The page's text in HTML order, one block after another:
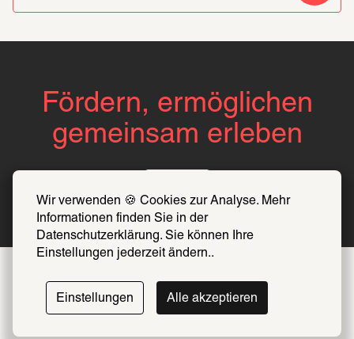
Wir verwenden 🍪 Cookies zur Analyse. Mehr
Informationen finden Sie in der
Datenschutzerklärung. Sie können Ihre
Einstellungen jederzeit ändern..
Einstellungen Alle akzeptieren
Fördern, ermöglichen
gemeinsam erleben
Folge uns auf Instagram